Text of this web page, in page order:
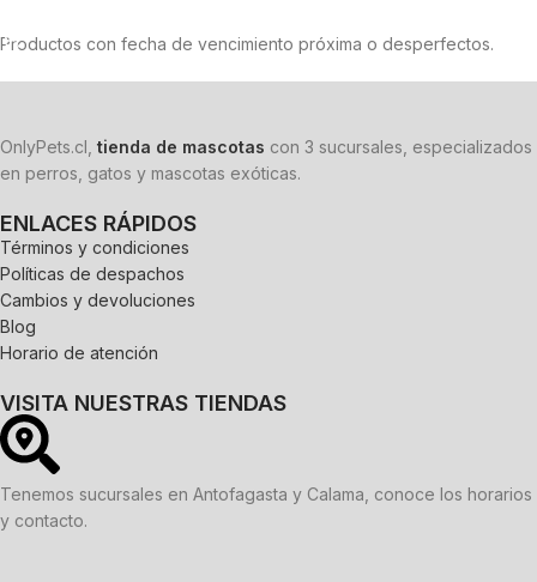
Productos con fecha de vencimiento próxima o desperfectos.
OnlyPets.cl, tienda de mascotas con 3 sucursales, especializados
en perros, gatos y mascotas exóticas.
ENLACES RÁPIDOS
Términos y condiciones
Políticas de despachos
Cambios y devoluciones
Blog
Horario de atención
VISITA NUESTRAS TIENDAS
Tenemos sucursales en Antofagasta y Calama, conoce los horarios
y contacto.